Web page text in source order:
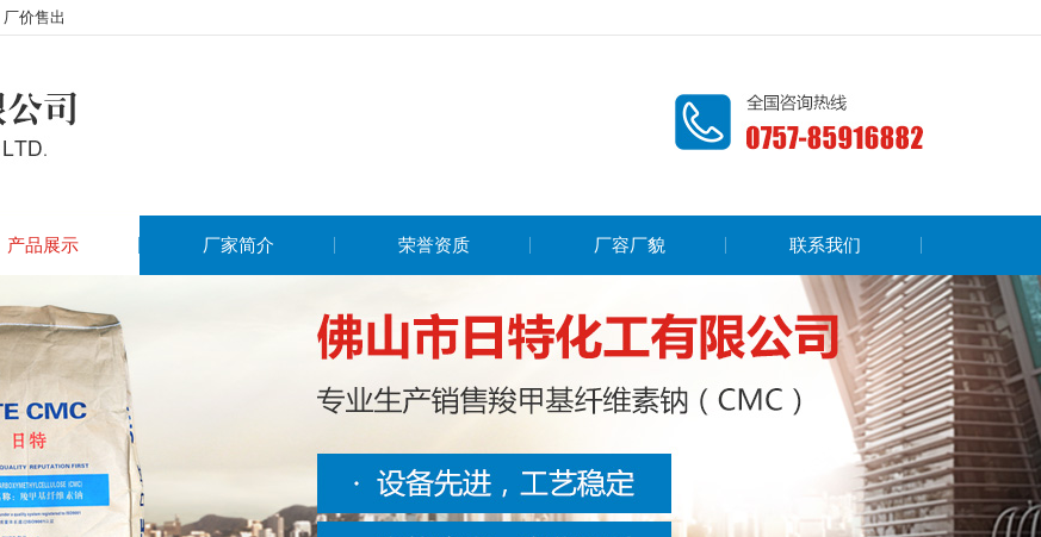
价售出
产品展示 厂家简介 荣誉资质 厂容厂貌 联系我们